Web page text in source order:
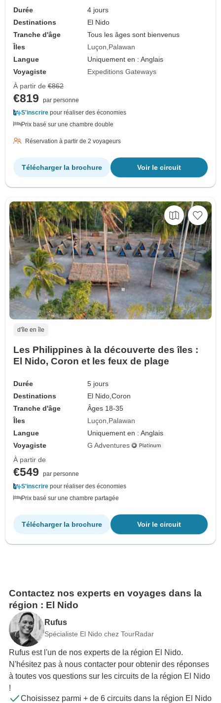
Durée
4 jours
Destinations
El Nido
Tranche d'âge
Tous les âges sont bienvenus
Îles
Luçon Palawan
Langue
Uniquement en : Anglais
Voyagiste
Expeditions Gateways
À partir de €862
€819
par personne
S'inscrire pour réaliser des économies
Prix basé sur une chambre double
Réservation à partir de 2 voyageurs
Voir le circuit
Télécharger la brochure
d'île en île
Les Philippines à la découverte des îles :
El Nido, Coron et les feux de plage
Durée
5 jours
Destinations
El Nido,Coron
Tranche d'âge
Âges 18-35
Îles
Luçon Palawan
Langue
Uniquement en : Anglais
Voyagiste
G Adventures
À partir de
€549
par personne
S'inscrire pour réaliser des économies
Prix basé sur une chambre partagée
Voir le circuit
Télécharger la brochure
Contactez nos experts en voyages dans la
région : El Nido
Rufus
Spécialiste El Nido chez TourRadar
Rufus est l'un de nos experts de la région El Nido.
N'hésitez pas à nous contacter pour obtenir des réponses
à toutes vos questions sur les circuits de la région El Nido
!
Choisissez parmi + de 6 circuits dans la région El Nido